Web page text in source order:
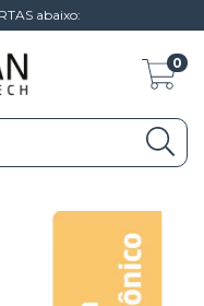
abaixo:
0